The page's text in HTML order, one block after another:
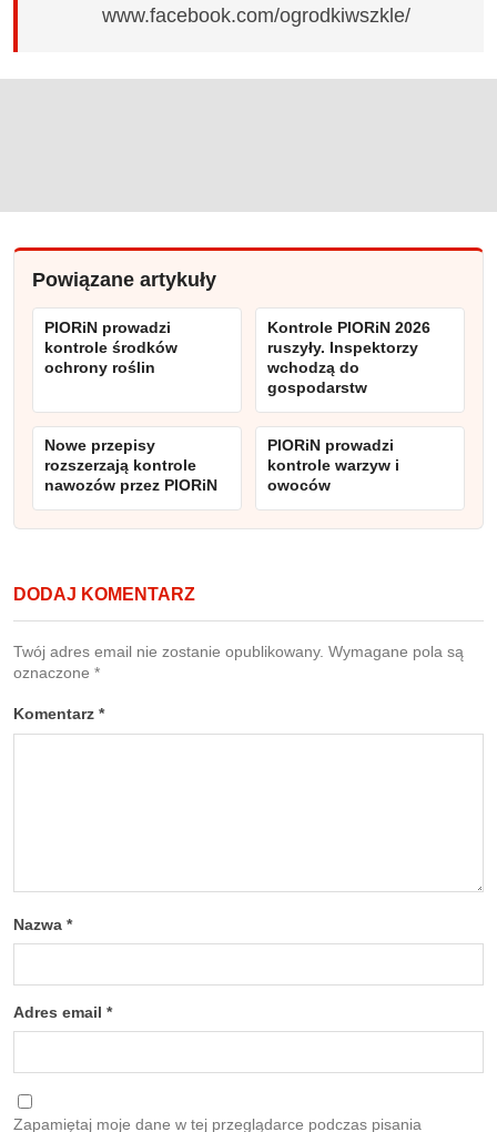
www.facebook.com/ogrodkiwszkle/
Powiązane artykuły
PIORiN prowadzi
kontrole środków
ochrony roślin
Kontrole PIORiN 2026
ruszyły. Inspektorzy
wchodzą do
gospodarstw
Nowe przepisy
rozszerzają kontrole
nawozów przez PIORiN
PIORiN prowadzi
kontrole warzyw i
owoców
DODAJ KOMENTARZ
Twój adres email nie zostanie opublikowany. Wymagane pola są
oznaczone *
Komentarz *
Nazwa *
Adres email *
Zapamiętaj moje dane w tej przeglądarce podczas pisania